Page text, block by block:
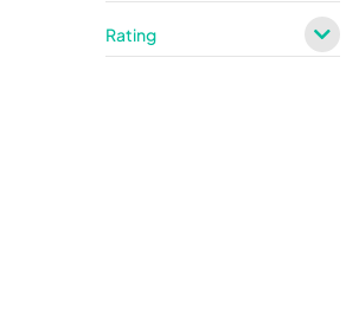
Rating